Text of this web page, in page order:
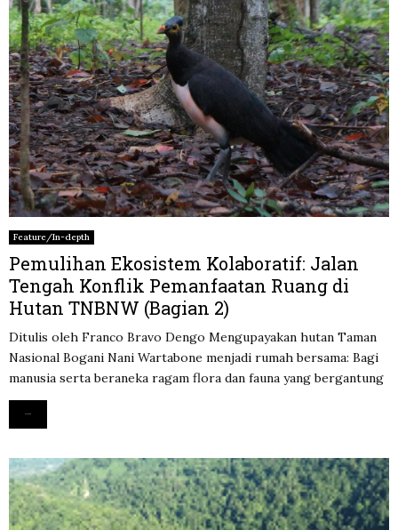
Feature/In-depth
Pemulihan Ekosistem Kolaboratif: Jalan
Tengah Konflik Pemanfaatan Ruang di
Hutan TNBNW (Bagian 2)
Ditulis oleh Franco Bravo Dengo Mengupayakan hutan Taman
Nasional Bogani Nani Wartabone menjadi rumah bersama: Bagi
manusia serta beraneka ragam flora dan fauna yang bergantung